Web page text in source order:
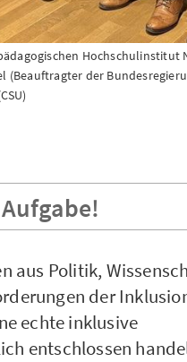
Hochschulinstitut
(Beauftragter der
aus Politik,
der
echte inklusive
entschlossen